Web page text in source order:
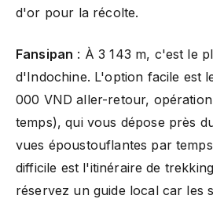
d'or pour la récolte.
Fansipan : À 3 143 m, c'est le
d'Indochine. L'option facile est
000 VND aller-retour,
temps), qui vous dépose près
vues époustouflantes par
difficile est l'itinéraire de
réservez un guide local car les